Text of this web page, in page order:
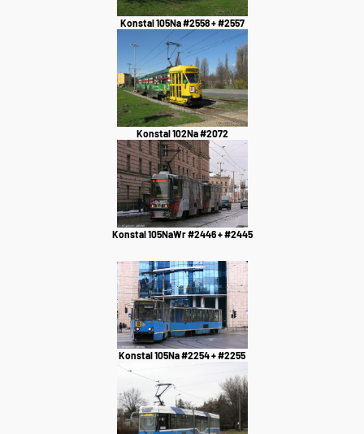
Konstal 105Na #2558 + #2557
Konstal 102Na #2072
Konstal 105NaWr #2446 + #2445
Konstal 105Na #2254 + #2255